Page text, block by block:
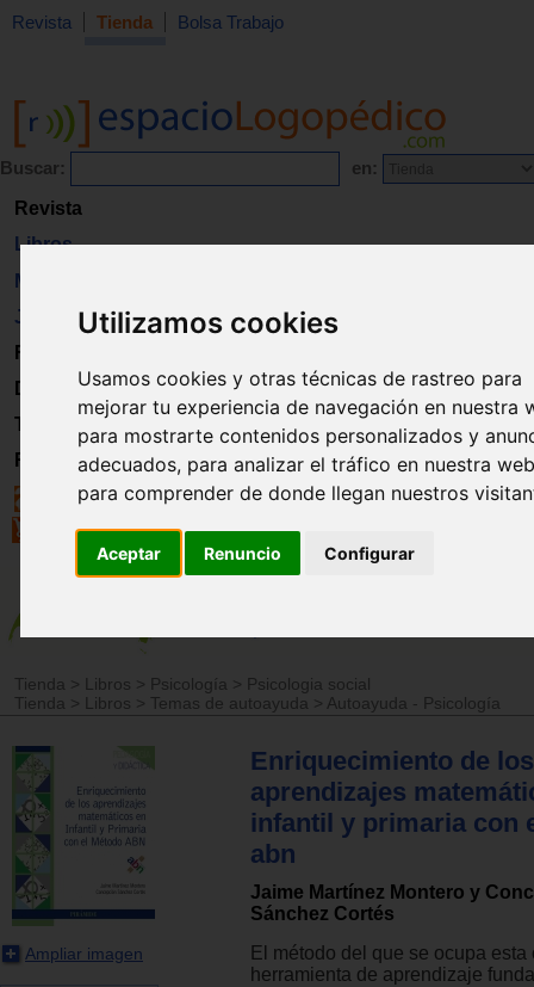
Utilizamos cookies
Usamos cookies y otras técnicas de rastreo para
mejorar tu experiencia de navegación en nuestra
para mostrarte contenidos personalizados y
adecuados, para analizar el tráfico en nuestra
para comprender de donde llegan nuestros
Aceptar Renuncio Configurar
Revista Tienda Bolsa Trabajo
Buscar: en:
Revista
Libros
Material
Juguetes
Formación
Directorio
Trabajo
Registro
Tienda > Libros > Psicología > Psicologia social
Tienda
> Libros > Temas de autoayuda > Autoayuda - Psicología
Ampliar imagen
Enriquecimiento de los
aprendizajes
infantil y primaria con
abn
Jaime Martínez Montero y
Sánchez Cortés
El método del que se ocupa esta
herramienta de aprendizaje